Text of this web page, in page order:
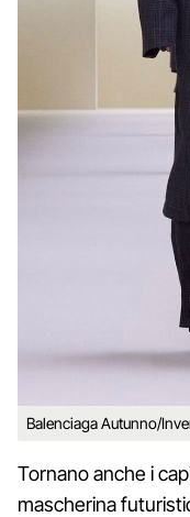
Balenciaga Autunno/
Tornano anche i
mascherina